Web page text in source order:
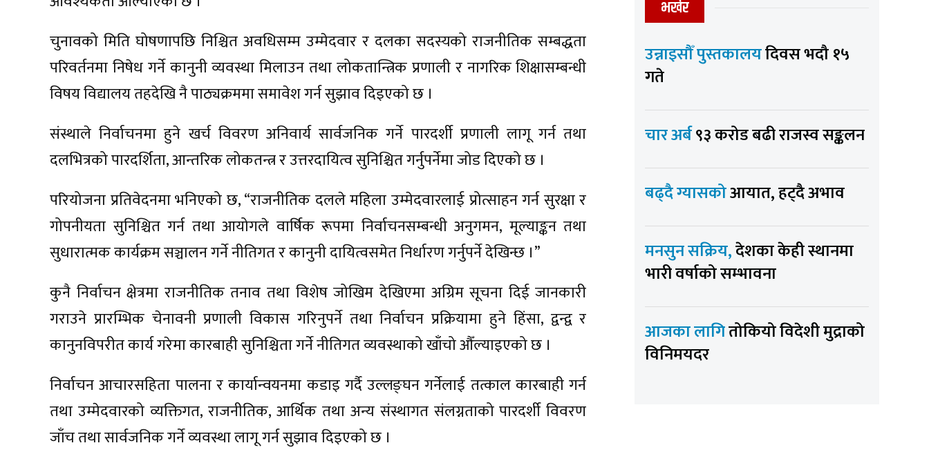
चुनावको मिति घोषणापछि निश्चित अवधिसम्म उम्मेदवार र दलका सदस्यको राजनीतिक सम्बद्धता
परिवर्तनमा निषेध गर्ने कानुनी व्यवस्था मिलाउन तथा लोकतान्त्रिक प्रणाली र नागरिक शिक्षासम्बन्धी
विषय विद्यालय तहदेखि नै पाठ्यक्रममा समावेश गर्न सुझाव दिइएको छ ।
संस्थाले निर्वाचनमा हुने खर्च विवरण अनिवार्य सार्वजनिक गर्ने पारदर्शी प्रणाली लागू गर्न तथा
दलभित्रको पारदर्शिता, आन्तरिक लोकतन्त्र र उत्तरदायित्व सुनिश्चित गर्नुपर्नेमा जोड दिएको छ ।
परियोजना प्रतिवेदनमा भनिएको छ, “राजनीतिक दलले महिला उम्मेदवारलाई प्रोत्साहन गर्न सुरक्षा र
गोपनीयता सुनिश्चित गर्न तथा आयोगले वार्षिक रूपमा निर्वाचनसम्बन्धी अनुगमन, मूल्याङ्कन तथा
सुधारात्मक कार्यक्रम सञ्चालन गर्ने नीतिगत र कानुनी दायित्वसमेत निर्धारण गर्नुपर्ने देखिन्छ ।”
कुनै निर्वाचन क्षेत्रमा राजनीतिक तनाव तथा विशेष जोखिम देखिएमा अग्रिम सूचना दिई जानकारी
गराउने प्रारम्भिक चेनावनी प्रणाली विकास गरिनुपर्ने तथा निर्वाचन प्रक्रियामा हुने हिंसा, द्वन्द्व र
कानुनविपरीत कार्य गरेमा कारबाही सुनिश्चिता गर्ने नीतिगत व्यवस्थाको खाँचो औँल्याइएको छ ।
निर्वाचन आचारसहिता पालना र कार्यान्वयनमा कडाइ गर्दै उल्लङ्घन गर्नेलाई तत्काल कारबाही गर्न
तथा उम्मेदवारको व्यक्तिगत, राजनीतिक, आर्थिक तथा अन्य संस्थागत संलग्नताको पारदर्शी विवरण
जाँच तथा सार्वजनिक गर्ने व्यवस्था लागू गर्न सुझाव दिइएको छ ।
भर्खर
उन्नाइसौँ पुस्तकालयदिवस भदौ १५
गते
चार अर्ब९३ करोड बढी राजस्व सङ्कलन
बढ्दै ग्यासकोआयात, हट्दै अभाव
मनसुन सक्रिय,देशका केही स्थानमा
भारी वर्षाको सम्भावना
आजका लागितोकियो विदेशी मुद्राको
विनिमयदर